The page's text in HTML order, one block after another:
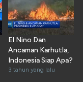
El Nino Dan
Ancaman Karhutla,
Indonesia Siap Apa?
3 tahun yang lalu